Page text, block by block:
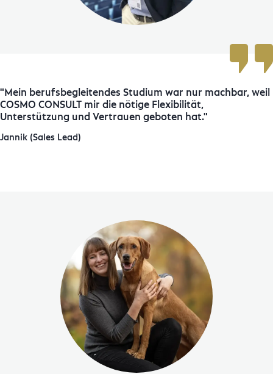
Mein berufsbegleitendes Studium war nur machbar, weil
COSMO CONSULT mir die nötige Flexibilität,
Unterstützung und Vertrauen geboten hat.
Jannik (Sales Lead)